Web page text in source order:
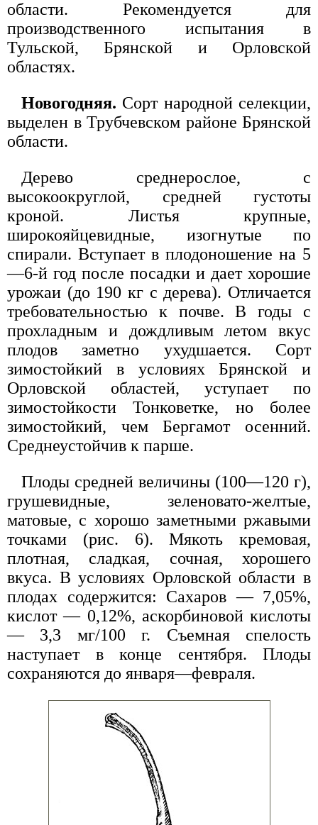
области. Рекомендуется для
производственного испытания в
Тульской, Брянской и Орловской
областях.
Новогодняя. Сорт народной селекции,
выделен в Трубчевском районе Брянской
области.
Дерево среднерослое, с
высокоокруглой, средней густоты
кроной. Листья крупные,
широкояйцевидные, изогнутые по
спирали. Вступает в плодоношение на 5
—6-й год после посадки и дает хорошие
урожаи (до 190 кг с дерева). Отличается
требовательностью к почве. В годы с
прохладным и дождливым летом вкус
плодов заметно ухудшается. Сорт
зимостойкий в условиях Брянской и
Орловской областей, уступает по
зимостойкости Тонковетке, но более
зимостойкий, чем Бергамот осенний.
Среднеустойчив к парше.
Плоды средней величины (100—120 г),
грушевидные, зеленовато-желтые,
матовые, с хорошо заметными ржавыми
точками (рис. 6). Мякоть кремовая,
плотная, сладкая, сочная, хорошего
вкуса. В условиях Орловской области в
плодах содержится: Сахаров — 7,05%,
кислот — 0,12%, аскорбиновой кислоты
— 3,3 мг/100 г. Съемная спелость
наступает в конце сентября. Плоды
сохраняются до января—февраля.